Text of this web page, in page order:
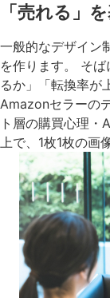
「売れる」
一般的なデザイン
を作ります。 そ
るか」「転換率が
Amazonセラーの
ト層の購買心理
上で、1枚1枚の画